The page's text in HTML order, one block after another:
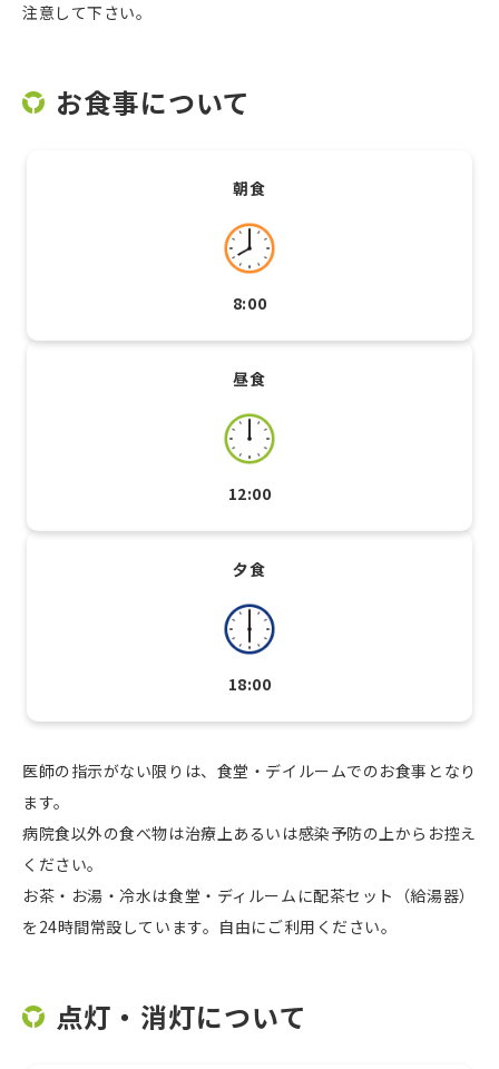
注意して下さい。
お食事について
朝食
8:00
昼食
12:00
夕食
18:00
医師の指示がない限りは、食堂・デイルームでのお食事となり
ます。
病院食以外の食べ物は治療上あるいは感染予防の上からお控え
ください。
お茶・お湯・冷水は食堂・ディルームに配茶セット（給湯器）
を24時間常設しています。自由にご利用ください。
点灯・消灯について